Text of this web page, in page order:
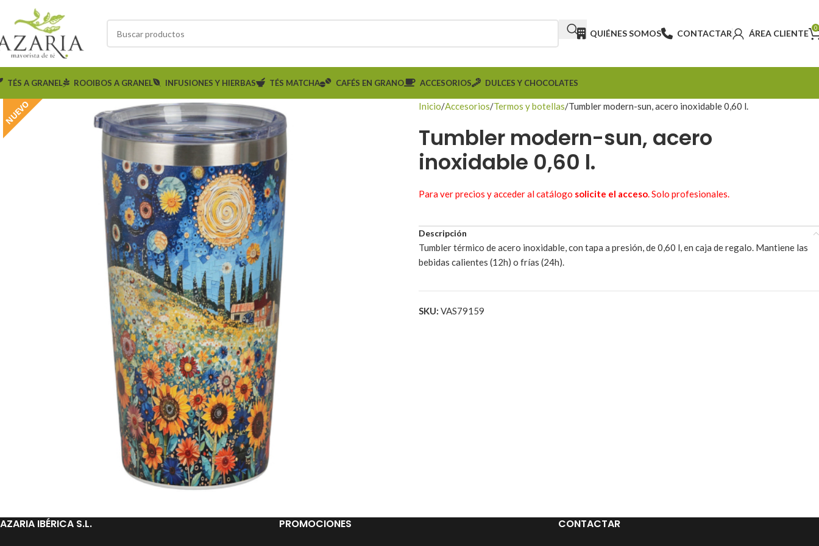
QUIÉNES SOMOS CONTACTAR ÁREA CLIENTE
0
TÉS A GRANEL ROOIBOS A GRANEL INFUSIONES Y HIERBAS TÉS MATCHA CAFÉS EN GRANO ACCESORIOS DULCES Y CHOCOLATES
NUEVO Inicio Accesorios Termos y botellas Tumbler modern-sun, acero inoxidable 0,60 l.
Tumbler modern-sun, acero
inoxidable 0,60 l.
Para ver precios y acceder al catálogo solicite el acceso. Solo profesionales.
Descripción
Tumbler térmico de acero inoxidable, con tapa a presión, de 0,60 l, en caja de regalo. Mantiene las
bebidas calientes (12h) o frías (24h).
SKU: VAS79159
AZARIA IBÉRICA S.L. PROMOCIONES CONTACTAR